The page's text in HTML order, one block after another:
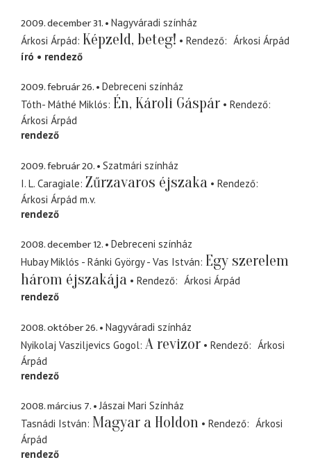
2009. december 31.
Nagyváradi színház
Árkosi Árpád Képzeld, beteg! Rendező
Árkosi Árpád
író
rendező
2009. február 26.
Debreceni színház
Tóth- Máthé Miklós Én, Károli Gáspár
Rendező
Árkosi Árpád
rendező
2009. február 20.
Szatmári színház
I. L. Caragiale Zűrzavaros éjszaka
Rendező
Árkosi Árpád m.v.
rendező
2008. december 12.
Debreceni színház
Hubay Miklós - Ránki György - Vas István Egy szerelem
három éjszakája
Rendező
Árkosi Árpád
rendező
2008. október 26.
Nagyváradi színház
Nyikolaj Vasziljevics Gogol A revizor Rendező
Árkosi
Árpád
rendező
2008. március 7.
Jászai Mari Színház
Tasnádi István Magyar a Holdon Rendező
Árkosi
Árpád
rendező